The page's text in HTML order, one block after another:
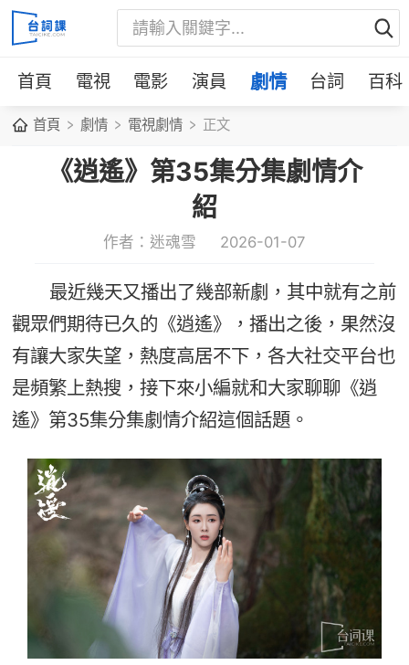
首頁 電視 電影 演員 劇情 台詞 百科
首頁 劇情 電視劇情 正文
《逍遙》第35集分集劇情介
紹
作者：迷魂雪 2026-01-07
最近幾天又播出了幾部新劇，其中就有之前
觀眾們期待已久的《逍遙》，播出之後，果然沒
有讓大家失望，熱度高居不下，各大社交平台也
是頻繁上熱搜，接下來小編就和大家聊聊《逍
遙》第35集分集劇情介紹這個話題。